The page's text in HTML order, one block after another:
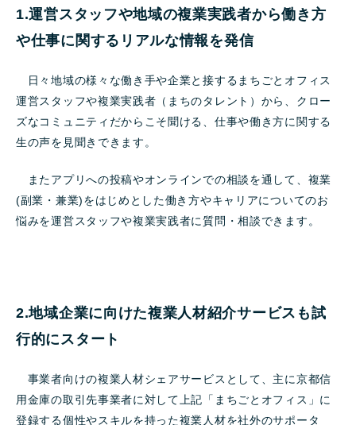
1.運営スタッフや地域の複業実践者から働き方
や仕事に関するリアルな情報を発信
日々地域の様々な働き手や企業と接するまちごとオフィス
運営スタッフや複業実践者（まちのタレント）から、クロー
ズなコミュニティだからこそ聞ける、仕事や働き方に関する
生の声を見聞きできます。
またアプリへの投稿やオンラインでの相談を通して、複業
(副業・兼業)をはじめとした働き方やキャリアについてのお
悩みを運営スタッフや複業実践者に質問・相談できます。
2.地域企業に向けた複業人材紹介サービスも試
行的にスタート
事業者向けの複業人材シェアサービスとして、主に京都信
用金庫の取引先事業者に対して上記「まちごとオフィス」に
登録する個性やスキルを持った複業人材を社外のサポータ